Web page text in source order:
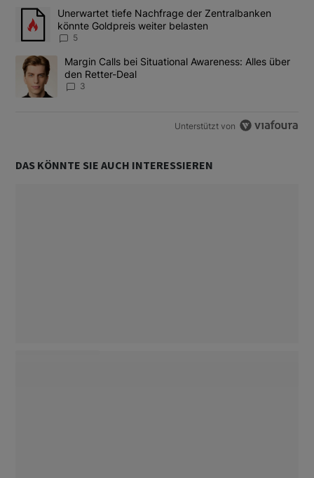
Das Folgende ist eine Liste der am meisten kommentierten
Ein Trendartikel mit dem Titel "Unerwartet tiefe Nachfrage der
Unerwartet tiefe Nachfrage der Zentralbanken
könnte Goldpreis weiter belasten
5
Ein Trendartikel mit dem Titel "Margin Calls bei Situational
Margin Calls bei Situational Awareness: Alles über
den Retter-Deal
3
Unterstützt von
DAS KÖNNTE SIE AUCH INTERESSIEREN